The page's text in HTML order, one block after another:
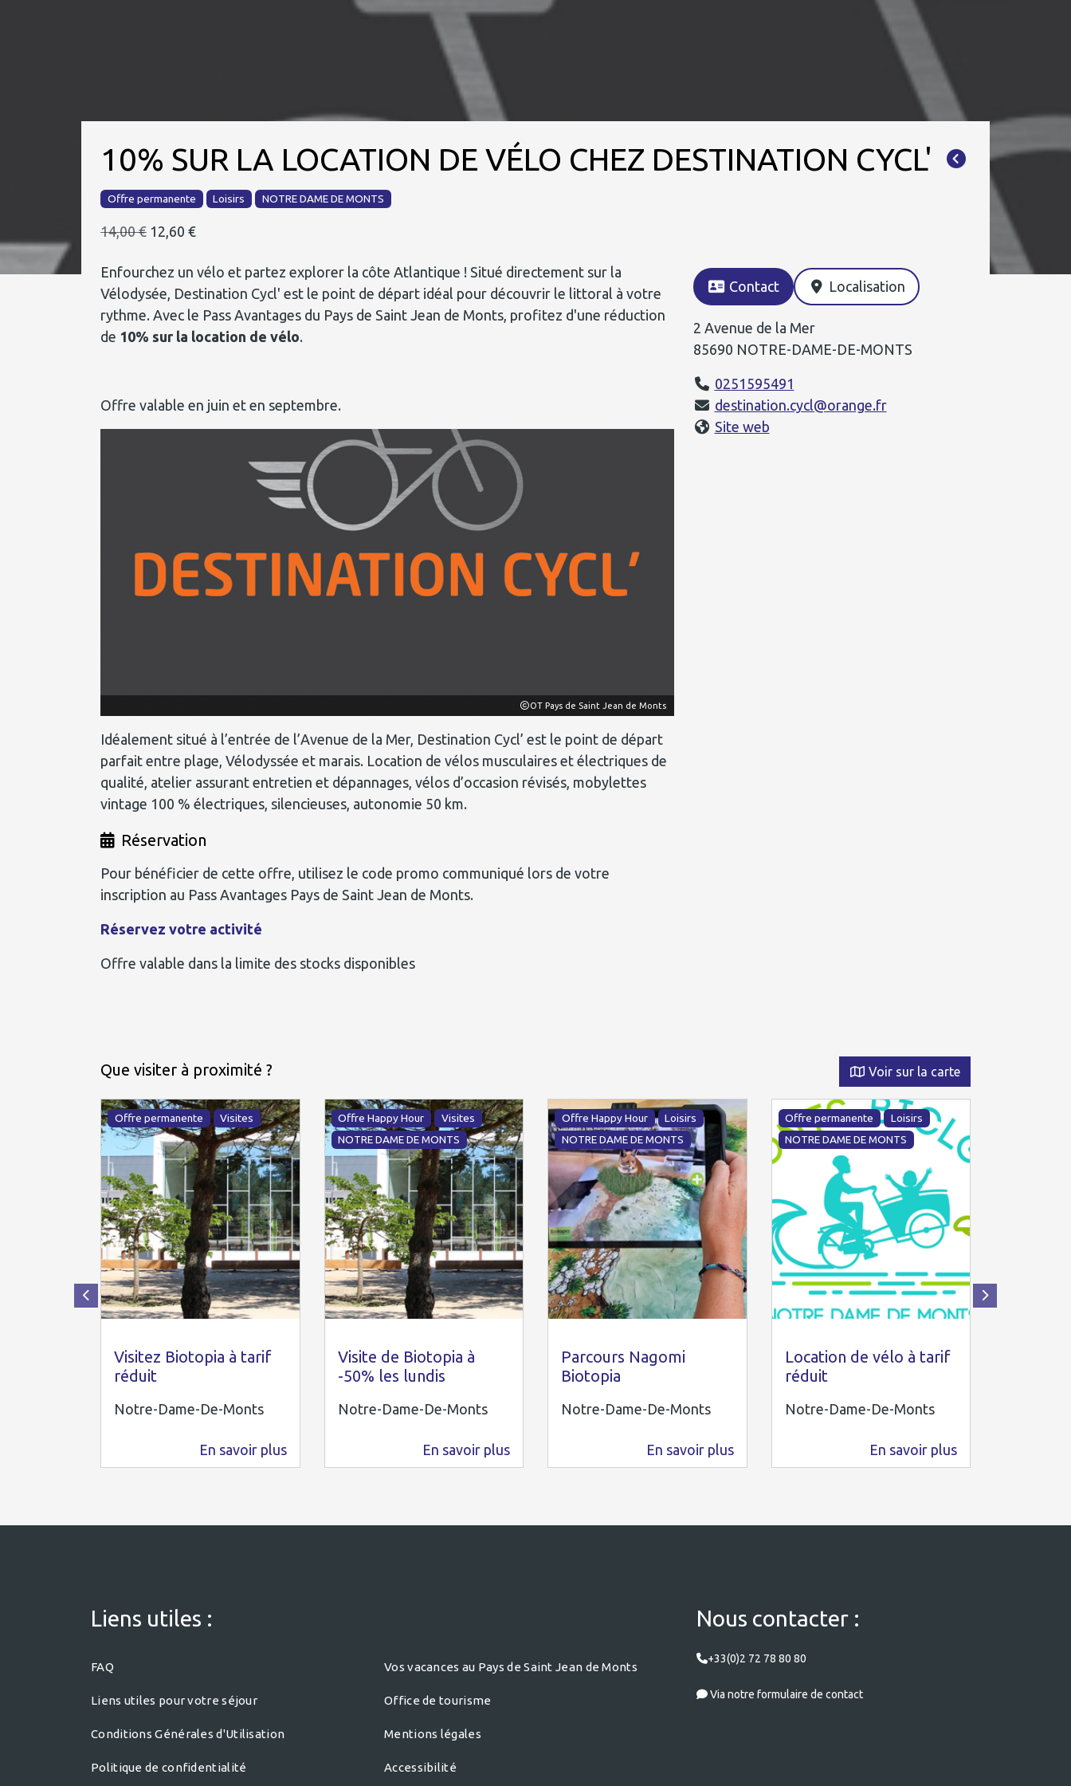
10% SUR LA LOCATION DE VÉLO CHEZ DESTINATION CYCL'
Offre permanente Loisirs NOTRE DAME DE MONTS
14,00 € 12,60 €
Enfourchez un vélo et partez explorer la côte Atlantique ! Situé directement sur la
Vélodysée, Destination Cycl' est le point de départ idéal pour découvrir le littoral à votre
rythme. Avec le Pass Avantages du Pays de Saint Jean de Monts, profitez d'une réduction
de 10% sur la location de vélo.
Offre valable en juin et en septembre.
OT Pays de Saint Jean de Monts
Idéalement situé à l’entrée de l’Avenue de la Mer, Destination Cycl’ est le point de départ
parfait entre plage, Vélodyssée et marais. Location de vélos musculaires et électriques de
qualité, atelier assurant entretien et dépannages, vélos d’occasion révisés, mobylettes
vintage 100 % électriques, silencieuses, autonomie 50 km.
Réservation
Pour bénéficier de cette offre, utilisez le code promo communiqué lors de votre
inscription au Pass Avantages Pays de Saint Jean de Monts.
Réservez votre activité
Offre valable dans la limite des stocks disponibles
Contact Localisation
2 Avenue de la Mer
85690 NOTRE-DAME-DE-MONTS
0251595491
destination.cycl@orange.fr
Site web
Que visiter à proximité ? Voir sur la carte
Offre permanente Visites
Visitez Biotopia à tarif
réduit
Notre-Dame-De-Monts
En savoir plus
Offre Happy Hour
Visites
NOTRE DAME DE MONTS
Visite de Biotopia à
-50% les lundis
Notre-Dame-De-Monts
En savoir plus
Offre Happy Hour
Loisirs
NOTRE DAME DE MONTS
Parcours Nagomi
Biotopia
Notre-Dame-De-Monts
En savoir plus
Offre permanente
Loisirs
NOTRE DAME DE MONTS
Location de vélo à tarif
réduit
Notre-Dame-De-Monts
En savoir plus
Liens utiles :
FAQ Vos vacances au Pays de Saint Jean de Monts
Liens utiles pour votre séjour Office de tourisme
Conditions Générales d'Utilisation Mentions légales
Politique de confidentialité Accessibilité
Nous contacter :
+33(0)2 72 78 80 80
Via notre formulaire de contact